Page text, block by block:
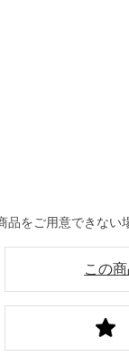
をご用意できない
この